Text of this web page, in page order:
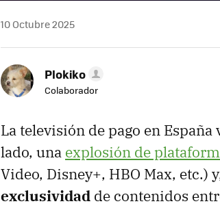
10 Octubre 2025
Plokiko
Colaborador
La televisión de pago en
lado, una explosión de
Video, Disney+, HBO Max, etc.)
exclusividad de contenidos